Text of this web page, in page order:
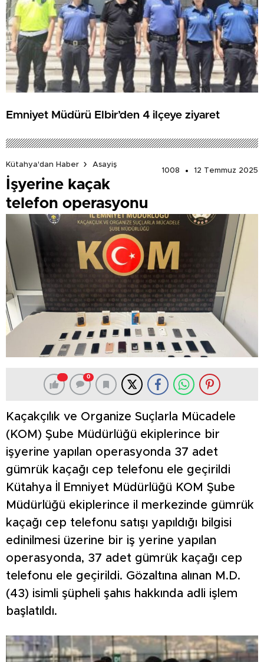
Emniyet Müdürü Elbir’den 4 ilçeye ziyaret
Kütahya'dan Haber
Asayiş
1008
12 Temmuz 2025
İşyerine kaçak
telefon operasyonu
0
Kaçakçılık ve Organize Suçlarla Mücadele
(KOM) Şube Müdürlüğü ekiplerince bir
işyerine yapılan operasyonda 37 adet
gümrük kaçağı cep telefonu ele geçirildi
Kütahya İl Emniyet Müdürlüğü KOM Şube
Müdürlüğü ekiplerince il merkezinde gümrük
kaçağı cep telefonu satışı yapıldığı bilgisi
edinilmesi üzerine bir iş yerine yapılan
operasyonda, 37 adet gümrük kaçağı cep
telefonu ele geçirildi. Gözaltına alınan M.D.
(43) isimli şüpheli şahıs hakkında adli işlem
başlatıldı.